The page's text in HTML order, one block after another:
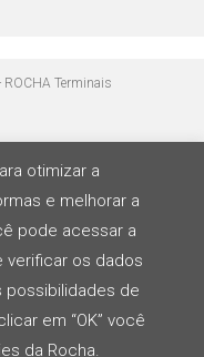
Terminais
otimizar a
e melhorar a
pode acessar a
verificar os dados
possibilidades de
em “OK” você
da Rocha.